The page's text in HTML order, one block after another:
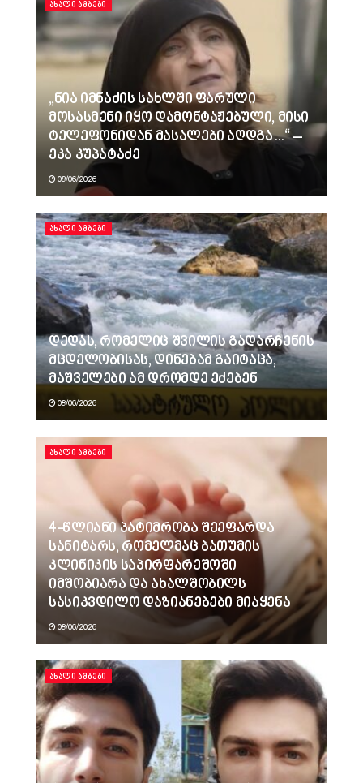
ᲐᲮᲐᲚᲘ ᲐᲛᲑᲔᲑᲘ
„ნია იმნაძის სახლში ფარული
მოსასმენი იყო დამონტაჟებული, მისი
ტელეფონიდან მასალები აღდგა…“ –
ეკა კუპატაძე
08/06/2026
ᲐᲮᲐᲚᲘ ᲐᲛᲑᲔᲑᲘ
დედას, რომელიც შვილის გადარჩენის
მცდელობისას, დინებამ გაიტაცა,
მაშველები ამ დრომდე ეძებენ
08/06/2026
ᲐᲮᲐᲚᲘ ᲐᲛᲑᲔᲑᲘ
4-წლიანი პატიმრობა შეეფარდა
სანიტარს, რომელმაც ბათუმის
კლინიკის საპირფარეშოში
იმშობიარა და ახალშობილს
სასიკვდილო დაზიანებები მიაყენა
08/06/2026
ᲐᲮᲐᲚᲘ ᲐᲛᲑᲔᲑᲘ